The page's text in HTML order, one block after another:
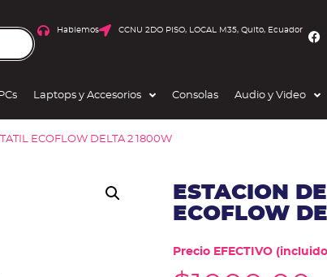
Hablemos CCNU 2DO PISO, LOCAL M35, Quito, Ecuador
Laptops y Accesorios Consolas Audio y Video
ECOFLOW DELTA 2 1800W
ESTACION
ECOFLOW
Precio EFECTIVO